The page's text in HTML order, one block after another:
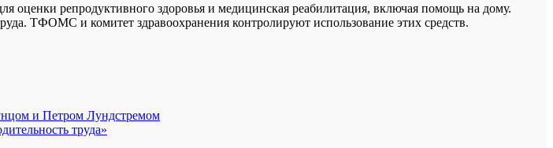
оценки репродуктивного здоровья и медицинская реабилитация, включая помощь на дому.
ТФОМС и комитет здравоохранения контролируют использование этих средств.
и Петром Лундстремом
труда»